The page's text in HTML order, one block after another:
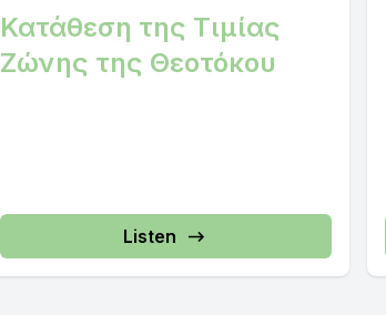
Κατάθεση της Τιμίας
Ζώνης της Θεοτόκου
Listen